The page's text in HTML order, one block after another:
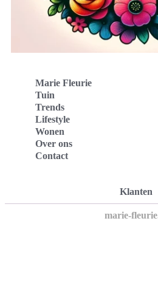
Marie Fleurie
Tuin
Trends
Lifestyle
Wonen
Over ons
Contact
Klanten
marie-